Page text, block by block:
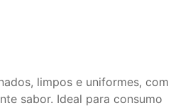
limpos e uniformes, com
sabor. Ideal para consumo